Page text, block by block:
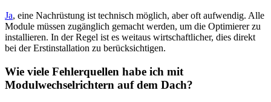
Ja, eine Nachrüstung ist technisch möglich, aber oft aufwendig. Alle
Module müssen zugänglich gemacht werden, um die Optimierer zu
installieren. In der Regel ist es weitaus wirtschaftlicher, dies direkt
bei der Erstinstallation zu berücksichtigen.
Wie viele Fehlerquellen habe ich mit
Modulwechselrichtern auf dem Dach?